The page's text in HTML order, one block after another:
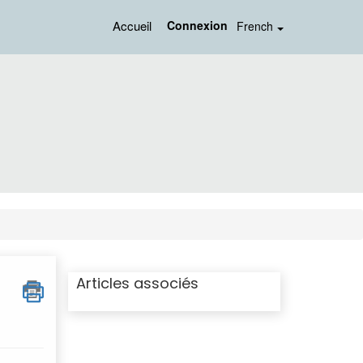
Accueil French
Connexion
Articles associés